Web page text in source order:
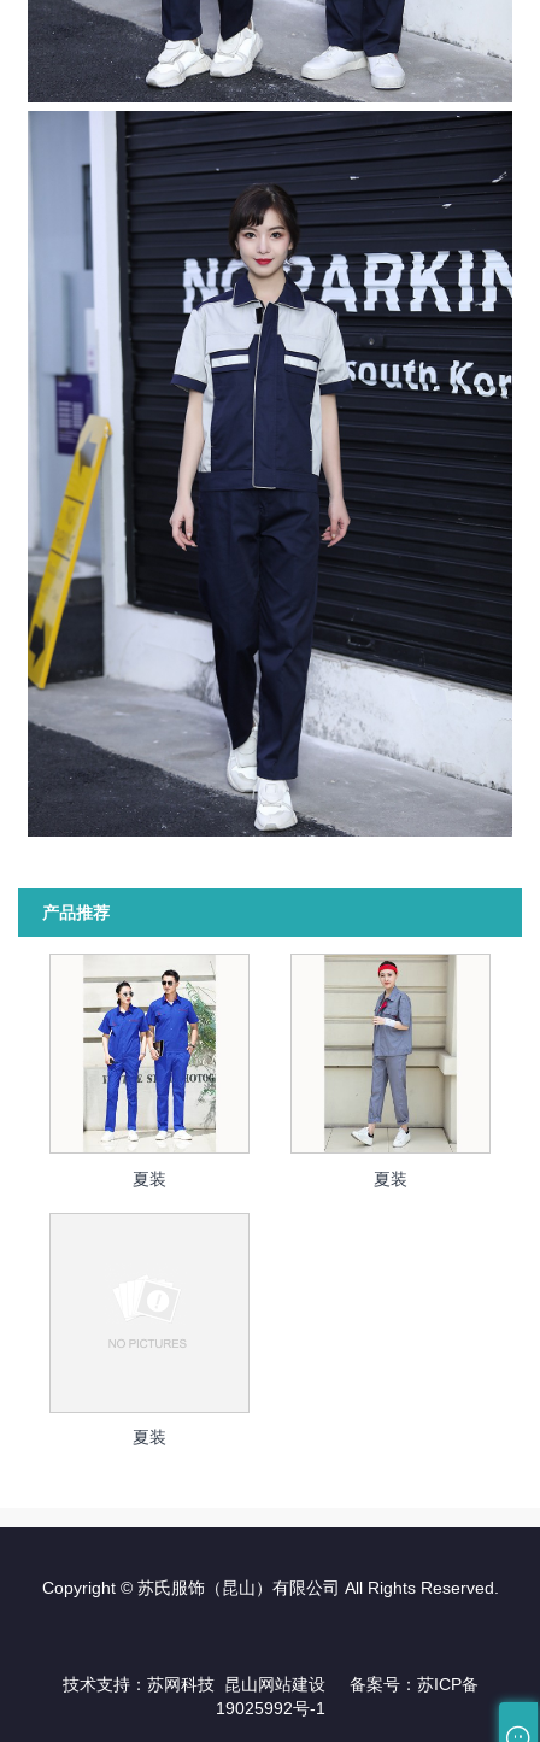
产品推荐
夏装 夏装
夏装
Copyright © 苏氏服饰（昆山）有限公司 All Rights Reserved.
技术支持： 苏网科技 昆山网站建设备案号： 苏ICP备
19025992号-1